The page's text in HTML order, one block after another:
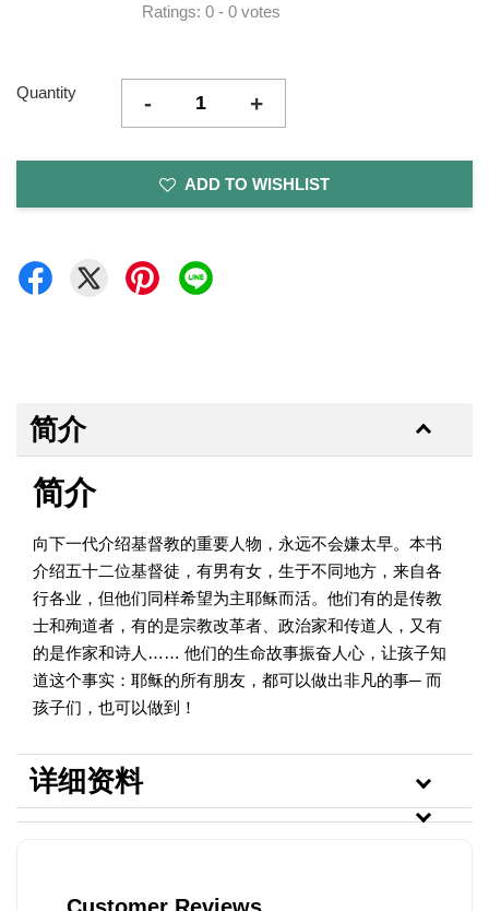
Ratings: 0 - 0 votes
Quantity - +
ADD TO WISHLIST
简介
简介
向下一代介绍基督教的重要人物，永远不会嫌太早。本书
介绍五十二位基督徒，有男有女，生于不同地方，来自各
行各业，但他们同样希望为主耶稣而活。他们有的是传教
士和殉道者，有的是宗教改革者、政治家和传道人，又有
的是作家和诗人…… 他们的生命故事振奋人心，让孩子知
道这个事实：耶稣的所有朋友，都可以做出非凡的事─ 而
孩子们，也可以做到！
详细资料
Customer Reviews